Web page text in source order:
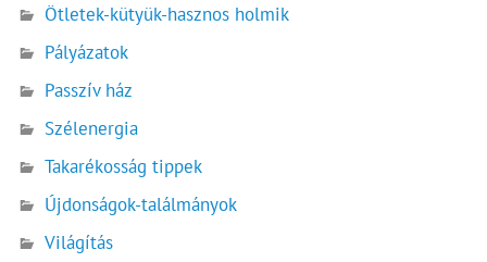
Ötletek-kütyük-hasznos holmik
Pályázatok
Passzív ház
Szélenergia
Takarékosság tippek
Újdonságok-találmányok
Világítás